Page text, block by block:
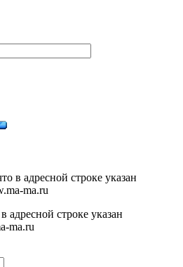
в адресной строке указан
ma.ru
адресной строке указан
ma.ru